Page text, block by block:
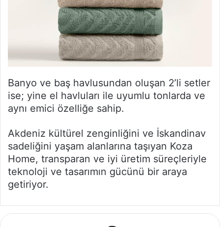
Banyo ve baş havlusundan oluşan 2’li setler
ise; yine el havluları ile uyumlu tonlarda ve
aynı emici özelliğe sahip.
Akdeniz kültürel zenginliğini ve İskandinav
sadeliğini yaşam alanlarına taşıyan Koza
Home, transparan ve iyi üretim süreçleriyle
teknoloji ve tasarımın gücünü bir araya
getiriyor.